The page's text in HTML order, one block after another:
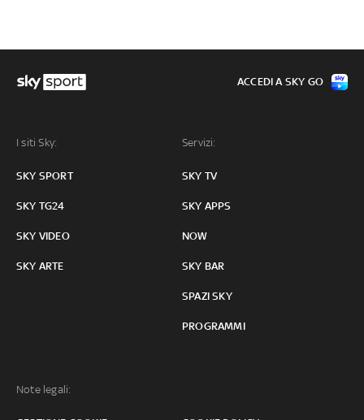
I siti Sky:
SKY SPORT
SKY TG24
SKY VIDEO
SKY ARTE
Servizi:
SKY TV
SKY APPS
NOW
SKY BAR
SPAZI SKY
PROGRAMMI
Note legali:
ACCEDI A SKY GO